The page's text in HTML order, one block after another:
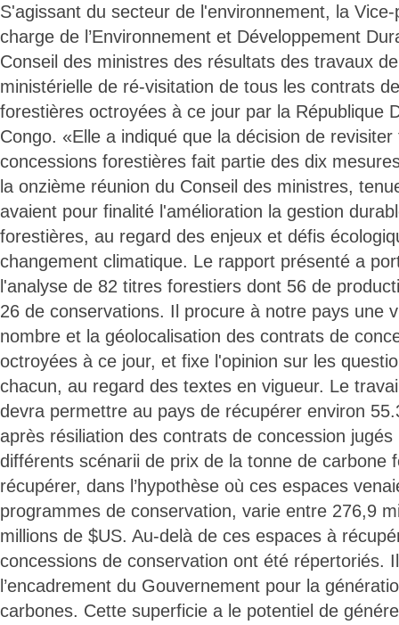
S'agissant du secteur de l'environnement, la
charge de l’Environnement et Développement
Conseil des ministres des résultats des travaux
ministérielle de ré-visitation de tous les contrats
forestières octroyées à ce jour par la République
Congo. «Elle a indiqué que la décision de
concessions forestières fait partie des dix
la onzième réunion du Conseil des ministres,
avaient pour finalité l'amélioration la gestion
forestières, au regard des enjeux et défis
changement climatique. Le rapport présenté a
l'analyse de 82 titres forestiers dont 56 de
26 de conservations. Il procure à notre pays une
nombre et la géolocalisation des contrats de
octroyées à ce jour, et fixe l'opinion sur les
chacun, au regard des textes en vigueur. Le
devra permettre au pays de récupérer environ
après résiliation des contrats de concession jugés
différents scénarii de prix de la tonne de carbone
récupérer, dans l’hypothèse où ces espaces
programmes de conservation, varie entre 276,9
millions de $US. Au-delà de ces espaces à
concessions de conservation ont été répertoriés.
l’encadrement du Gouvernement pour la
carbones. Cette superficie a le potentiel de